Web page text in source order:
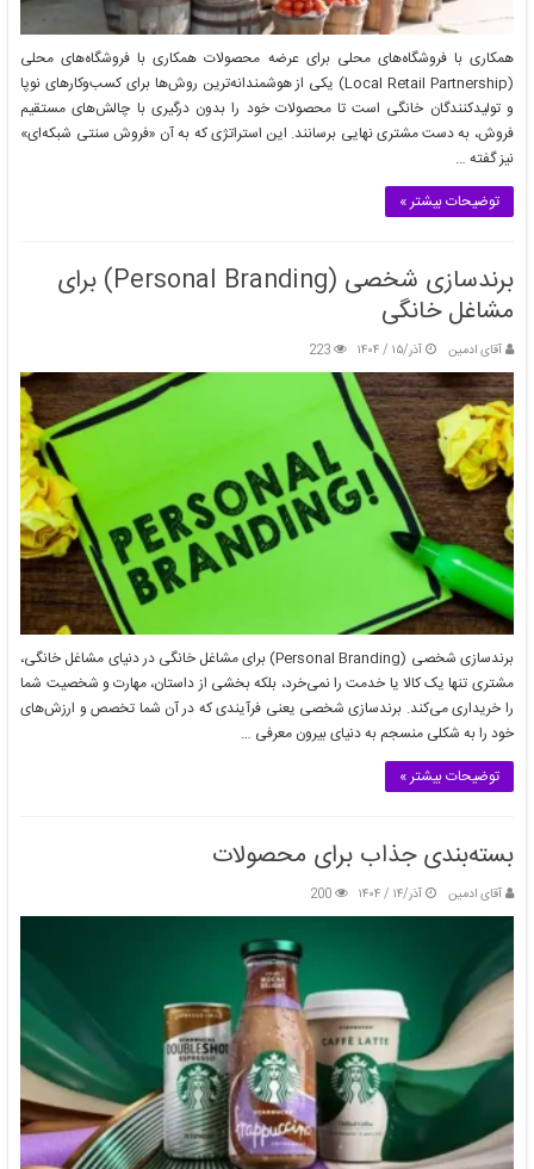
همکاری با فروشگاه‌های محلی برای عرضه محصولات همکاری با فروشگاه‌های محلی
(Local Retail Partnership) یکی از هوشمندانه‌ترین روش‌ها برای کسب‌وکارهای نوپا
و تولیدکنندگان خانگی است تا محصولات خود را بدون درگیری با چالش‌های مستقیم
فروش، به دست مشتری نهایی برسانند. این استراتژی که به آن «فروش سنتی شبکه‌ای»
نیز گفته …
توضیحات بیشتر »
برندسازی شخصی (Personal Branding) برای
مشاغل خانگی
آقای ادمین آذر/۱۵ / ۱۴۰۴ 223
برندسازی شخصی (Personal Branding) برای مشاغل خانگی در دنیای مشاغل خانگی،
مشتری تنها یک کالا یا خدمت را نمی‌خرد، بلکه بخشی از داستان، مهارت و شخصیت شما
را خریداری می‌کند. برندسازی شخصی یعنی فرآیندی که در آن شما تخصص و ارزش‌های
خود را به شکلی منسجم به دنیای بیرون معرفی …
توضیحات بیشتر »
بسته‌بندی جذاب برای محصولات
آقای ادمین آذر/۱۴ / ۱۴۰۴ 200